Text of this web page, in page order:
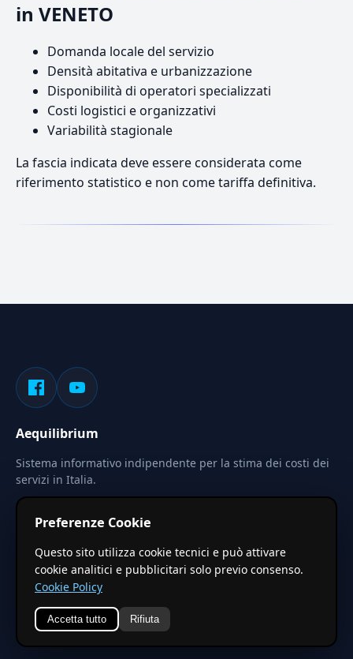
in VENETO
Domanda locale del servizio
Densità abitativa e urbanizzazione
Disponibilità di operatori specializzati
Costi logistici e organizzativi
Variabilità stagionale
La fascia indicata deve essere considerata come
riferimento statistico e non come tariffa definitiva.
Aequilibrium
Sistema informativo indipendente per la stima dei costi dei
servizi in Italia.
Le stime pubblicate sono calcolate tramite coefficienti
territoriali regionali applicati a valori base nazionali. Non
costituiscono preventivo ufficiale.
© 2026 Aequilibrium — Un progetto di vxd.mobi
Preferenze Cookie
Questo sito utilizza cookie tecnici e può attivare
cookie analitici e pubblicitari solo previo consenso.
Cookie Policy
Accetta tutto Rifiuta